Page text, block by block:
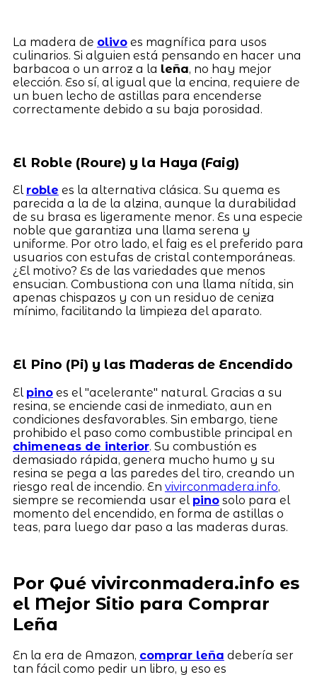
La madera de olivoes magnífica para usos
culinarios. Si alguien está pensando en hacer una
barbacoa o un arroz a la leña, no hay mejor
elección. Eso sí, al igual que la encina, requiere de
un buen lecho de astillas para encenderse
correctamente debido a su baja porosidad.
El Roble (Roure) y la Haya (Faig)
El roble es la alternativa clásica. Su quema es
parecida a la de la alzina, aunque la durabilidad
de su brasa es ligeramente menor. Es una especie
noble que garantiza una llama serena y
uniforme. Por otro lado, el faig es el preferido para
usuarios con estufas de cristal contemporáneas.
¿El motivo? Es de las variedades que menos
ensucian. Combustiona con una llama nítida, sin
apenas chispazos y con un residuo de ceniza
mínimo, facilitando la limpieza del aparato.
El Pino (Pi) y las Maderas de Encendido
El pinoes el "acelerante" natural. Gracias a su
resina, se enciende casi de inmediato, aun en
condiciones desfavorables. Sin embargo, tiene
prohibido el paso como combustible principal en
chimeneas de interior. Su combustión es
demasiado rápida, genera mucho humo y su
resina se pega a las paredes del tiro, creando un
riesgo real de incendio. En vivirconmadera.info,
siempre se recomienda usar el pinosolo para el
momento del encendido, en forma de astillas o
teas, para luego dar paso a las maderas duras.
Por Qué vivirconmadera.info es
el Mejor Sitio para Comprar
Leña
En la era de Amazon, comprar leña debería ser
tan fácil como pedir un libro, y eso es